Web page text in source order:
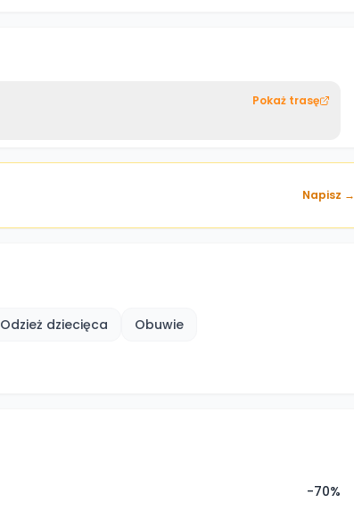
Pokaż trasę
Napisz →
Odzież dziecięca
Obuwie
-70%